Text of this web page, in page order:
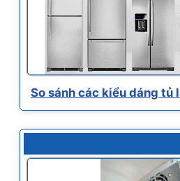
So sánh các kiểu dáng tủ